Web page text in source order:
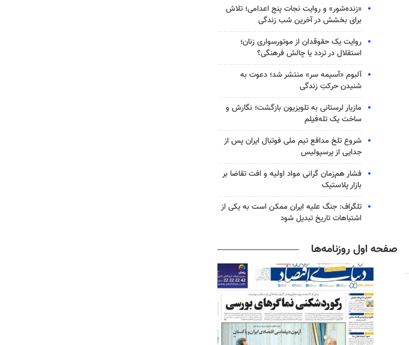
«زنده‌شور» و روایت نجات پنج اعدامی؛ تلاش
برای بخشش در آخرین شب زندگی
روایت یک حقوقدان از موتورسواری زنان؛
استقلال در تردد یا چالش فرهنگی؟
آلبوم «آسیمه سر» منتشر شد؛ دعوت به
شنیدن حرکتِ زندگی
مازیار لرستانی به تلویزیون بازگشت؛ نگارش و
ساخت یک تله‌فیلم
شروع تلخ مدافع تیم ملی فوتبال ایران پس از
جدایی از پرسپولیس
فشار هم‌زمان گرانی مواد اولیه و افت تقاضا بر
بازار پلاستیک
تلگراف: جنگ علیه ایران ممکن است به یکی از
اشتباهات تاریخ تبدیل شود
صفحه اول روزنامه‌ها